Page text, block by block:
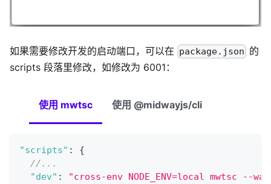
如果需要修改开发的启动端口，可以在 package.json 的
scripts 段落里修改，如修改为 6001：
使用 mwtsc 使用 @midwayjs/cli
"scripts" :
{
//...
"dev" :
"cross-env NODE_ENV=local mwtsc --